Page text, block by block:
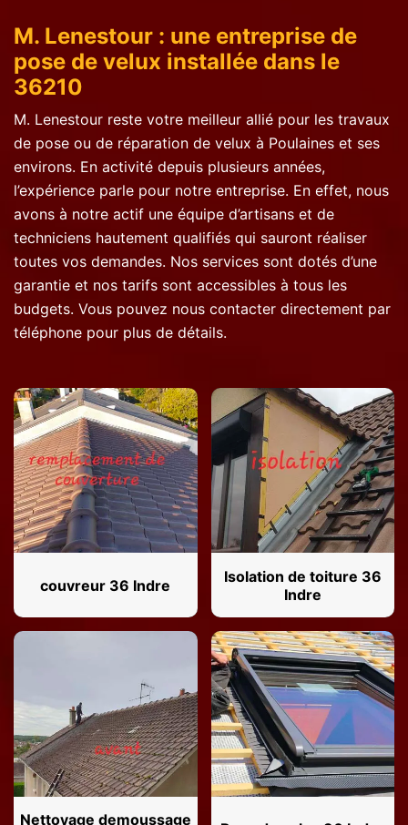
M. Lenestour : une entreprise de
pose de velux installée dans le
36210
M. Lenestour reste votre meilleur allié pour les travaux
de pose ou de réparation de velux à Poulaines et ses
environs. En activité depuis plusieurs années,
l’expérience parle pour notre entreprise. En effet, nous
avons à notre actif une équipe d’artisans et de
techniciens hautement qualifiés qui sauront réaliser
toutes vos demandes. Nos services sont dotés d’une
garantie et nos tarifs sont accessibles à tous les
budgets. Vous pouvez nous contacter directement par
téléphone pour plus de détails.
couvreur 36 Indre
Isolation de toiture 36
Indre
Nettoyage demoussage